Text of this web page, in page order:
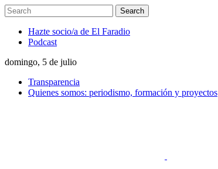
Hazte socio/a de El Faradio
Podcast
domingo, 5 de julio
Transparencia
Quienes somos: periodismo, formación y proyectos